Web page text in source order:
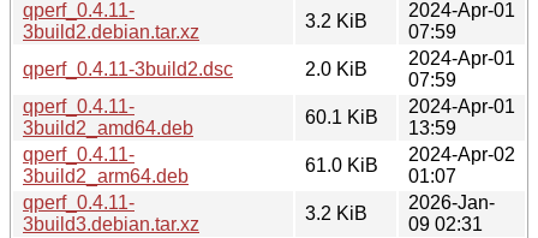
qperf_0.4.11-
3build2.debian.tar.xz
3.2 KiB
2024-Apr-01
07:59
qperf_0.4.11-3build2.dsc
2.0 KiB
2024-Apr-01
07:59
qperf_0.4.11-
3build2_amd64.deb
60.1 KiB
2024-Apr-01
13:59
qperf_0.4.11-
3build2_arm64.deb
61.0 KiB
2024-Apr-02
01:07
qperf_0.4.11-
3build3.debian.tar.xz
3.2 KiB
2026-Jan-
09 02:31